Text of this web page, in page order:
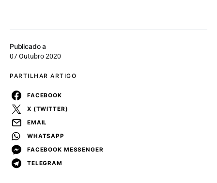
Publicado a
07 Outubro 2020
PARTILHAR ARTIGO
FACEBOOK
X (TWITTER)
EMAIL
WHATSAPP
FACEBOOK MESSENGER
TELEGRAM